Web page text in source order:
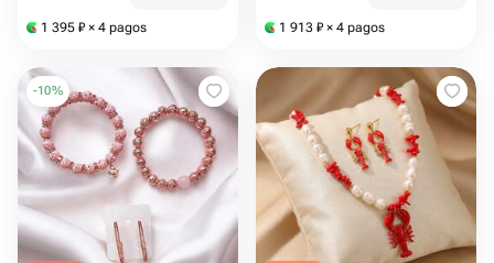
1 395 ₽ × 4 pagos 1 913 ₽ × 4 pagos
-10%